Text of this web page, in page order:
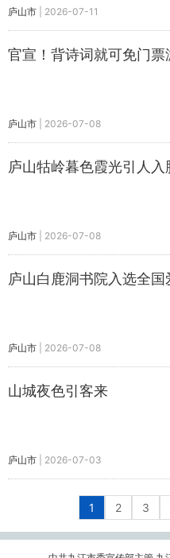
庐山市 2026-07-11
官宣！背诗词就可免门票
庐山市 2026-07-08
庐山牯岭暮色霞光引人入
庐山市 2026-07-08
庐山白鹿洞书院入选全
庐山市 2026-07-08
山城夜色引客来
庐山市 2026-07-03
1 2 3